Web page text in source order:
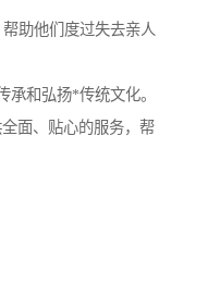
助他们度过失去亲人
承和弘扬*传统文化。
面、贴心的服务，帮